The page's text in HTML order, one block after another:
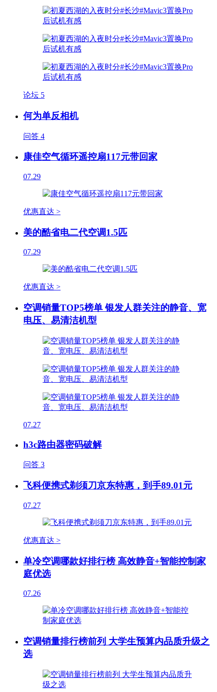
论坛 5
何为单反相机
问答 4
康佳空气循环遥控扇117元带回家
07.29
优惠直达 >
美的酷省电二代空调1.5匹
07.29
优惠直达 >
空调销量TOP5榜单 银发人群关注的静音、宽
电压、易清洁机型
07.27
h3c路由器密码破解
问答 3
飞科便携式剃须刀京东特惠，到手89.01元
07.27
优惠直达 >
单冷空调哪款好排行榜 高效静音+智能控制家
庭优选
07.26
空调销量排行榜前列 大学生预算内品质升级之
选